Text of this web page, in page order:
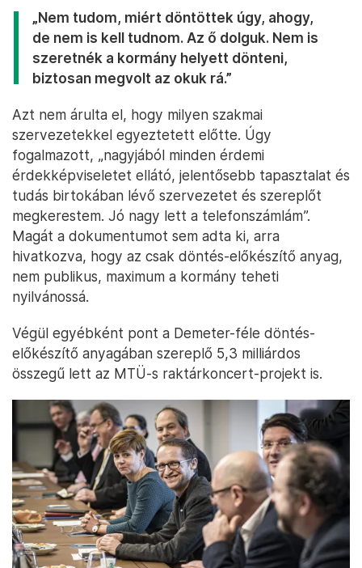
„Nem tudom, miért döntöttek úgy, ahogy,
de nem is kell tudnom. Az ő dolguk. Nem is
szeretnék a kormány helyett dönteni,
biztosan megvolt az okuk rá.”
Azt nem árulta el, hogy milyen szakmai
szervezetekkel egyeztetett előtte. Úgy
fogalmazott, „nagyjából minden érdemi
érdekképviseletet ellátó, jelentősebb tapasztalat és
tudás birtokában lévő szervezetet és szereplőt
megkerestem. Jó nagy lett a telefonszámlám”.
Magát a dokumentumot sem adta ki, arra
hivatkozva, hogy az csak döntés-előkészítő anyag,
nem publikus, maximum a kormány teheti
nyilvánossá.
Végül egyébként pont a Demeter-féle döntés-
előkészítő anyagában szereplő 5,3 milliárdos
összegű lett az MTÜ-s raktárkoncert-projekt is.